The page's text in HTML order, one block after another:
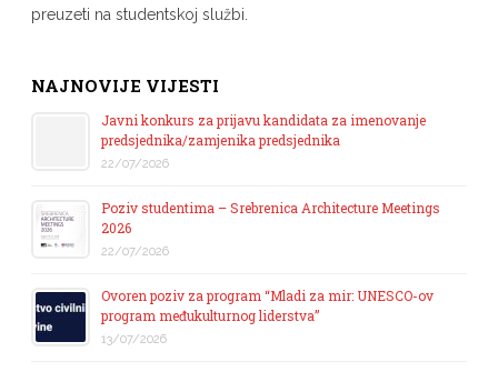
preuzeti na studentskoj službi.
NAJNOVIJE VIJESTI
Javni konkurs za prijavu kandidata za imenovanje
predsjednika/zamjenika predsjednika
22/07/2026
Poziv studentima – Srebrenica Architecture Meetings
2026
22/07/2026
Ovoren poziv za program “Mladi za mir: UNESCO-ov
program međukulturnog liderstva”
13/07/2026